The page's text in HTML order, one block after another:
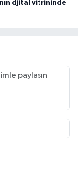
djital vitrininde